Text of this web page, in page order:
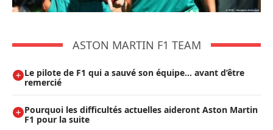
ASTON MARTIN F1 TEAM
Le pilote de F1 qui a sauvé son équipe… avant d’être
remercié
Pourquoi les difficultés actuelles aideront Aston Martin
F1 pour la suite